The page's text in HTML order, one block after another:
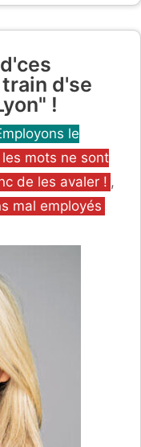
d'se
!
le
mots ne sont
de les avaler ! ,
mal employés